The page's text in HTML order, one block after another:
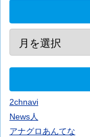
2chnavi
News人
アナグロあんてな